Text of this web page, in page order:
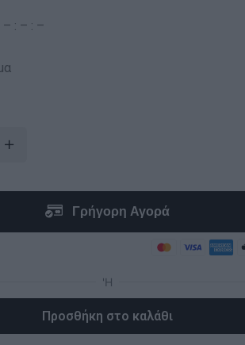
– : – : –
Προσθήκη στο καλάθι